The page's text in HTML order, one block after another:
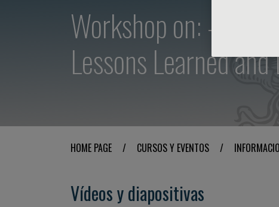
Workshop on: -
Lessons Learned
HOME PAGE / CURSOS Y EVENTOS /
Vídeos y diapositivas